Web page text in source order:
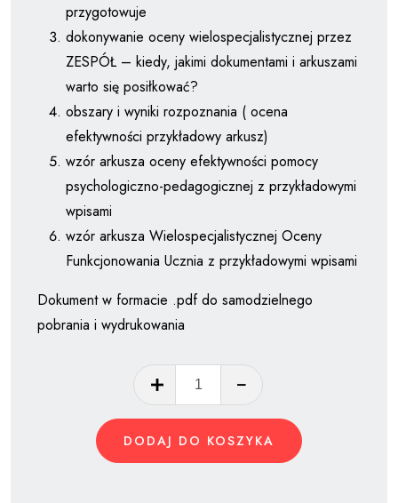
przygotowuje
dokonywanie oceny wielospecjalistycznej przez
ZESPÓŁ – kiedy, jakimi dokumentami i arkuszami
warto się posiłkować?
obszary i wyniki rozpoznania ( ocena
efektywności przykładowy arkusz)
wzór arkusza oceny efektywności pomocy
psychologiczno-pedagogicznej z przykładowymi
wpisami
wzór arkusza Wielospecjalistycznej Oceny
Funkcjonowania Ucznia z przykładowymi wpisami
Dokument w formacie .pdf do samodzielnego
pobrania i wydrukowania
WOPFU
-
niezbędnik
DODAJ DO KOSZYKA